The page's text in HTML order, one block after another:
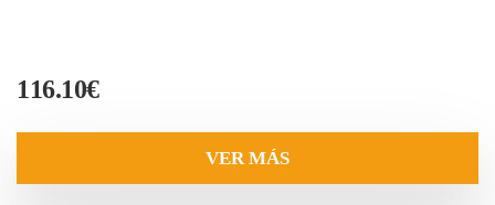
116.10€
VER MÁS